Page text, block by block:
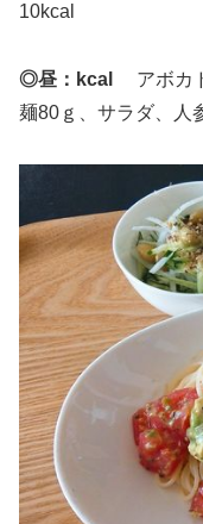
10kcal
◎昼：kcal
アボカ
麺80ｇ、サラダ、